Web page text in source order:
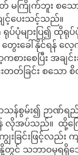
ြိုက်ဘူး စသော
င့်ပေးသင့်သည်။
ရုပ်ပုံများပြ၍
ေးခေါ်နိုင်ရန် လေ့
ားစေပြီး အချင်
တ်ခြင်း စသော
သန်စွမ်း၍ ဉာဏ်ရ
န် လိုအပ်သည်။  ထို့က
ခြင်းဖြင့်လည်း က
င် သဘာဝမှရရှိသေ